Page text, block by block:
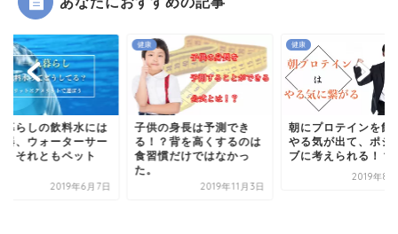
暮らしの飲料水には
器、ウォーターサー
、それともペット
2019年6月7日
健康
子供の身長は予測でき
る！？背を高くするのは
食習慣だけではなかっ
た。
2019年11月3日
健康
朝にプロテインを飲
やる気が出て、ポジ
ブに考えられる！？
2019年8